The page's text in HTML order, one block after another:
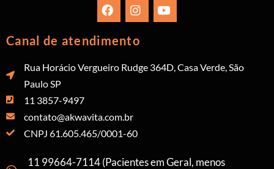
Canal de atendimento
Rua Horácio Vergueiro Rudge 364D, Casa Verde, São
Paulo SP
11 3857-9497
contato@akwavita.com.br
CNPJ 61.605.465/0001-60
11 99664-7114 (Pacientes em Geral, menos